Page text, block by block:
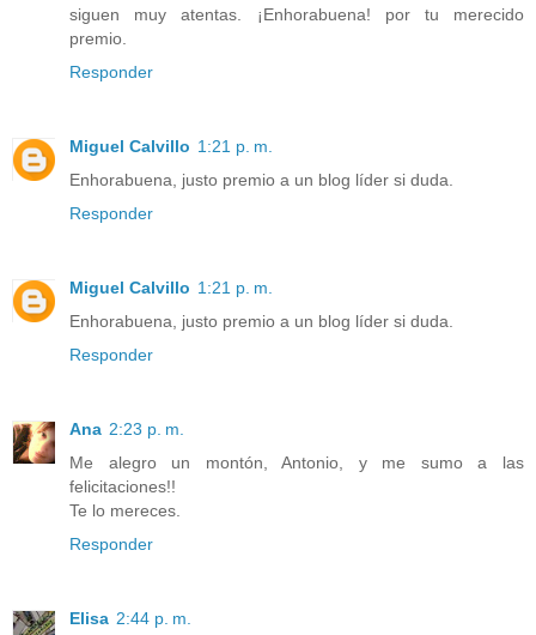
siguen muy atentas. ¡Enhorabuena! por tu merecido
premio.
Responder
Miguel Calvillo 1:21 p. m.
Enhorabuena, justo premio a un blog líder si duda.
Responder
Miguel Calvillo 1:21 p. m.
Enhorabuena, justo premio a un blog líder si duda.
Responder
Ana 2:23 p. m.
Me alegro un montón, Antonio, y me sumo a las
felicitaciones!!
Te lo mereces.
Responder
Elisa 2:44 p. m.